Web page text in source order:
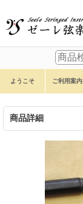
ようこそ ご利用案内
商品詳細